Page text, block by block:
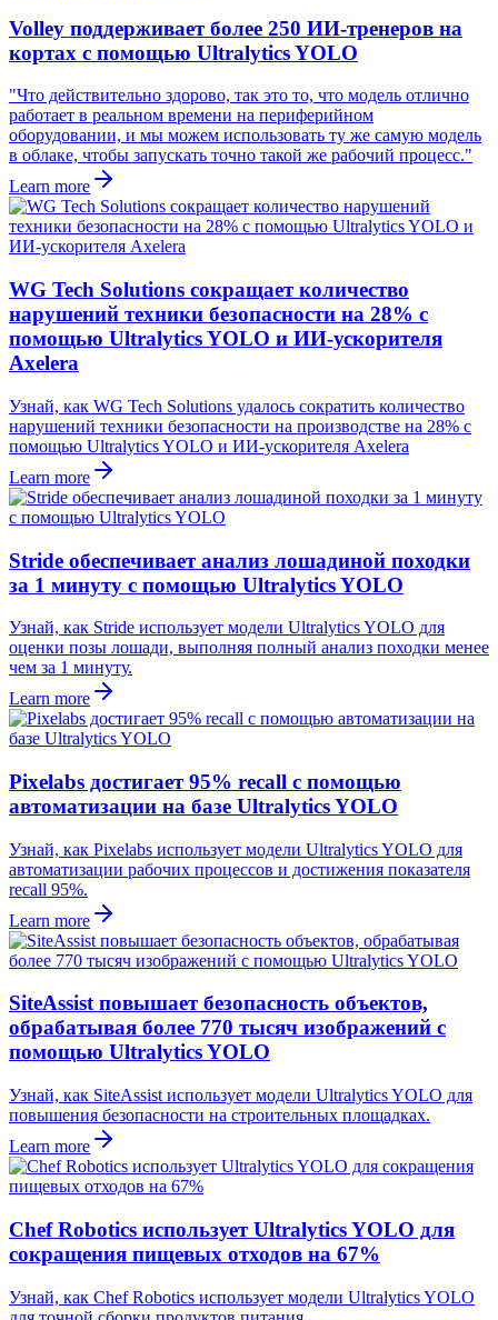
Volley поддерживает более 250 ИИ-тренеров на
кортах с помощью Ultralytics YOLO
"Что действительно здорово, так это то, что модель отлично
работает в реальном времени на периферийном
оборудовании, и мы можем использовать ту же самую модель
в облаке, чтобы запускать точно такой же рабочий процесс."
Learn more
WG Tech Solutions сокращает количество
нарушений техники безопасности на 28% с
помощью Ultralytics YOLO и ИИ-ускорителя
Axelera
Узнай, как WG Tech Solutions удалось сократить количество
нарушений техники безопасности на производстве на 28% с
помощью Ultralytics YOLO и ИИ-ускорителя Axelera
Learn more
Stride обеспечивает анализ лошадиной походки
за 1 минуту с помощью Ultralytics YOLO
Узнай, как Stride использует модели Ultralytics YOLO для
оценки позы лошади, выполняя полный анализ походки менее
чем за 1 минуту.
Learn more
Pixelabs достигает 95% recall с помощью
автоматизации на базе Ultralytics YOLO
Узнай, как Pixelabs использует модели Ultralytics YOLO для
автоматизации рабочих процессов и достижения показателя
recall 95%.
Learn more
SiteAssist повышает безопасность объектов,
обрабатывая более 770 тысяч изображений с
помощью Ultralytics YOLO
Узнай, как SiteAssist использует модели Ultralytics YOLO для
повышения безопасности на строительных площадках.
Learn more
Chef Robotics использует Ultralytics YOLO для
сокращения пищевых отходов на 67%
Узнай, как Chef Robotics использует модели Ultralytics YOLO